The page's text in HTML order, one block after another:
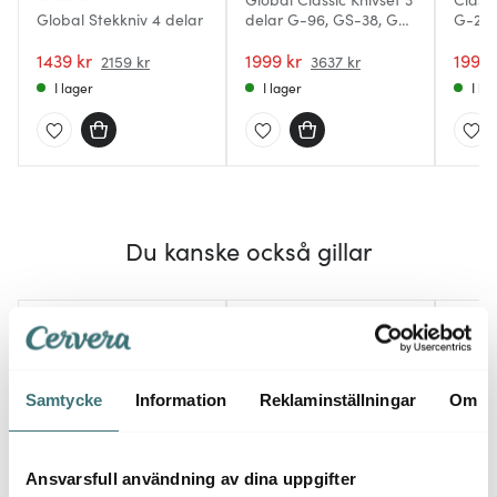
Samtycke Information Reklaminställningar Om
Ansvarsfull användning av dina uppgifter
Global Stekkniv 4 delar
1439 kr 2159 kr
I lager
delar G-96, GS-38, GS-
1999 kr 3637 kr
I lager
G-2/
1994
I
Du kanske också gillar